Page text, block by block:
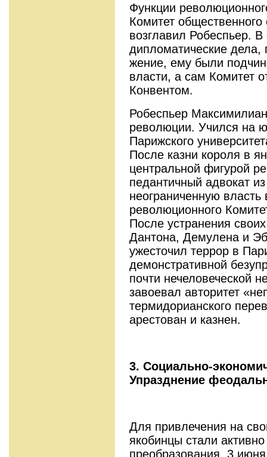
Функции
Комитет
возглавил Робеспьер.
дипломатические
жение, ему были
власти, а сам Ко­митет
Конвентом.
Робеспьер
революции. Учился на
Парижского
После казни короля в
центральной фигурой
педантичный адвокат
неограниченную власть
революционного
После устранения
Дантона, Демулена и
ужесточил тер­рор в
демонстративной
почти нечеловеческой
завоевал авторитет
термидорианского
арестован и казнен.
3. Социально-
Упразднение
Для привлечения на
якобинцы стали
преобразования. 3